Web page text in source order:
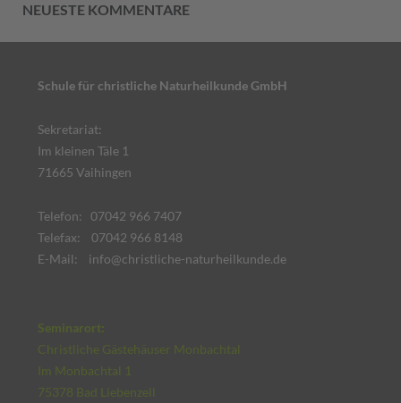
NEUESTE KOMMENTARE
Schule für christliche Naturheilkunde GmbH
Sekretariat:
Im kleinen Täle 1
71665 Vaihingen
Telefon: 07042 966 7407
Telefax: 07042 966 8148
E-Mail: info@christliche-naturheilkunde.de
Seminarort:
Christliche Gästehäuser Monbachtal
Im Monbachtal 1
75378 Bad Liebenzell